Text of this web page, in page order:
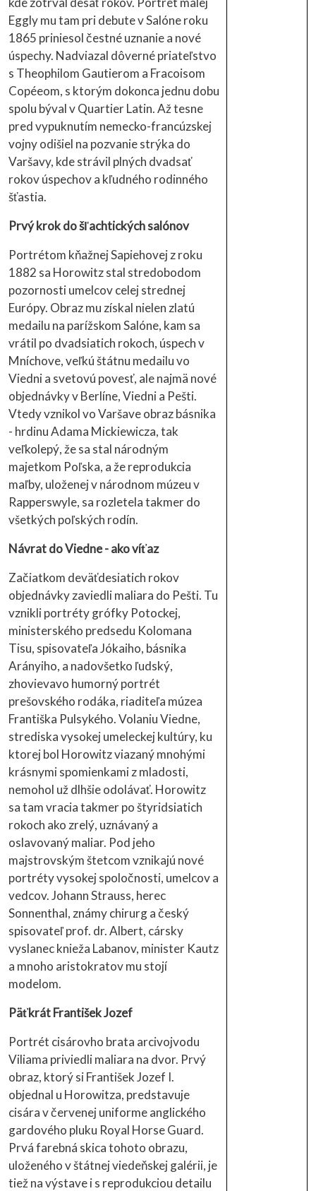
Eggly mu tam pri debute v Salóne roku
1865 priniesol čestné uznanie a nové
úspechy. Nadviazal dôverné priateľstvo
s Theophilom Gautierom a Fracoisom
Copéeom, s ktorým dokonca jednu dobu
spolu býval v Quartier Latin. Až tesne
pred vypuknutím nemecko-francúzskej
vojny odišiel na pozvanie strýka do
Varšavy, kde strávil plných dvadsať
rokov úspechov a kľudného rodinného
šťastia.
Prvý krok do šľachtických salónov
Portrétom kňažnej Sapiehovej z roku
1882 sa Horowitz stal stredobodom
pozornosti umelcov celej strednej
Európy. Obraz mu získal nielen zlatú
medailu na parížskom Salóne, kam sa
vrátil po dvadsiatich rokoch, úspech v
Mníchove, veľkú štátnu medailu vo
Viedni a svetovú povesť, ale najmä nové
objednávky v Berlíne, Viedni a Pešti.
Vtedy vznikol vo Varšave obraz básnika
- hrdinu Adama Mickiewicza, tak
veľkolepý, že sa stal národným
majetkom Poľska, a že reprodukcia
maľby, uloženej v národnom múzeu v
Rapperswyle, sa rozletela takmer do
všetkých poľských rodín.
Návrat do Viedne - ako víťaz
Začiatkom deväťdesiatich rokov
objednávky zaviedli maliara do Pešti. Tu
vznikli portréty grófky Potockej,
ministerského predsedu Kolomana
Tisu, spisovateľa Jókaiho, básnika
Arányiho, a nadovšetko ľudský,
zhovievavo humorný portrét
prešovského rodáka, riaditeľa múzea
Františka Pulsykého. Volaniu Viedne,
strediska vysokej umeleckej kultúry, ku
ktorej bol Horowitz viazaný mnohými
krásnymi spomienkami z mladosti,
nemohol už dlhšie odolávať. Horowitz
sa tam vracia takmer po štyridsiatich
rokoch ako zrelý, uznávaný a
oslavovaný maliar. Pod jeho
majstrovským štetcom vznikajú nové
portréty vysokej spoločnosti, umelcov a
vedcov. Johann Strauss, herec
Sonnenthal, známy chirurg a český
spisovateľ prof. dr. Albert, cársky
vyslanec knieža Labanov, minister Kautz
a mnoho aristokratov mu stojí
modelom.
Päťkrát František Jozef
Portrét cisárovho brata arcivojvodu
Viliama priviedli maliara na dvor. Prvý
obraz, ktorý si František Jozef I.
objednal u Horowitza, predstavuje
cisára v červenej uniforme anglického
gardového pluku Royal Horse Guard.
Prvá farebná skica tohoto obrazu,
uloženého v štátnej viedeňskej galérii, je
tiež na výstave i s reprodukciou detailu